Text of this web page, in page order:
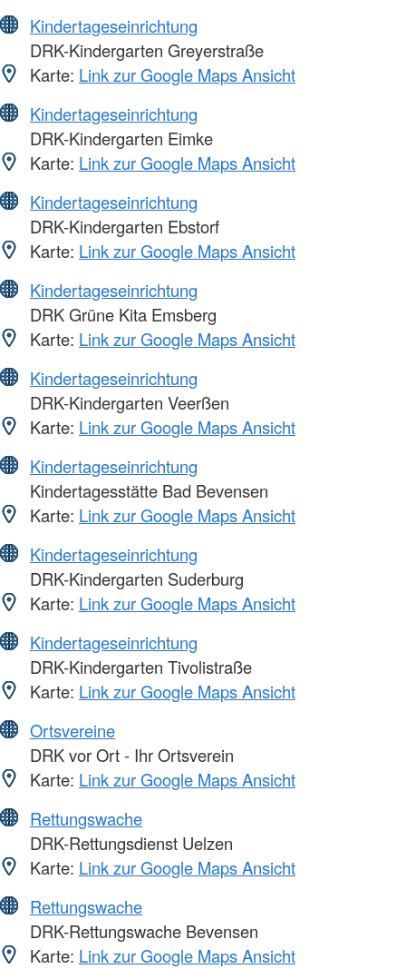
Kindertageseinrichtung
DRK-Kindergarten Greyerstraße
Karte: Link zur Google Maps Ansicht
Kindertageseinrichtung
DRK-Kindergarten Eimke
Karte: Link zur Google Maps Ansicht
Kindertageseinrichtung
DRK-Kindergarten Ebstorf
Karte: Link zur Google Maps Ansicht
Kindertageseinrichtung
DRK Grüne Kita Emsberg
Karte: Link zur Google Maps Ansicht
Kindertageseinrichtung
DRK-Kindergarten Veerßen
Karte: Link zur Google Maps Ansicht
Kindertageseinrichtung
Kindertagesstätte Bad Bevensen
Karte: Link zur Google Maps Ansicht
Kindertageseinrichtung
DRK-Kindergarten Suderburg
Karte: Link zur Google Maps Ansicht
Kindertageseinrichtung
DRK-Kindergarten Tivolistraße
Karte: Link zur Google Maps Ansicht
Ortsvereine
DRK vor Ort - Ihr Ortsverein
Karte: Link zur Google Maps Ansicht
Rettungswache
DRK-Rettungsdienst Uelzen
Karte: Link zur Google Maps Ansicht
Rettungswache
DRK-Rettungswache Bevensen
Karte: Link zur Google Maps Ansicht